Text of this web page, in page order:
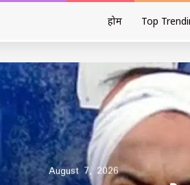
होम Top
August 7, 2026